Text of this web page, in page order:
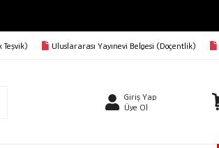
Teşvik) Uluslararası Yayınevi Belgesi (Doçentlik)
Giriş Yap
Üye Ol